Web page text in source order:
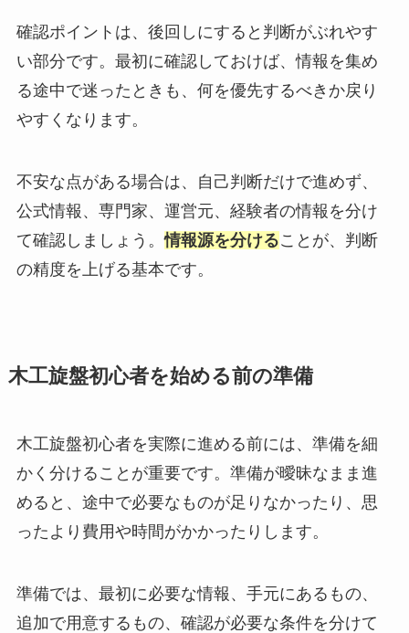
確認ポイントは、後回しにすると判断がぶれやす
い部分です。最初に確認しておけば、情報を集め
る途中で迷ったときも、何を優先するべきか戻り
やすくなります。
不安な点がある場合は、自己判断だけで進めず、
公式情報、専門家、運営元、経験者の情報を分け
て確認しましょう。情報源を分けることが、判断
の精度を上げる基本です。
木工旋盤初心者を始める前の準備
木工旋盤初心者を実際に進める前には、準備を細
かく分けることが重要です。準備が曖昧なまま進
めると、途中で必要なものが足りなかったり、思
ったより費用や時間がかかったりします。
準備では、最初に必要な情報、手元にあるもの、
追加で用意するもの、確認が必要な条件を分けて